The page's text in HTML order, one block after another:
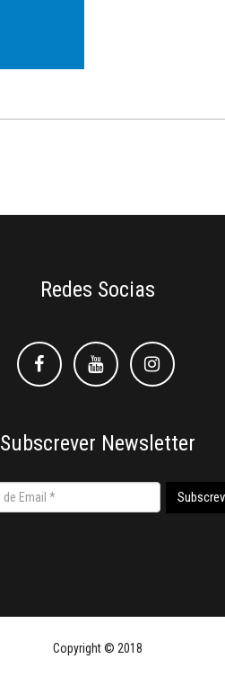
Redes Socias
FacebookFacebookInstagram
Subscrever Newsletter
Copyright © 2018